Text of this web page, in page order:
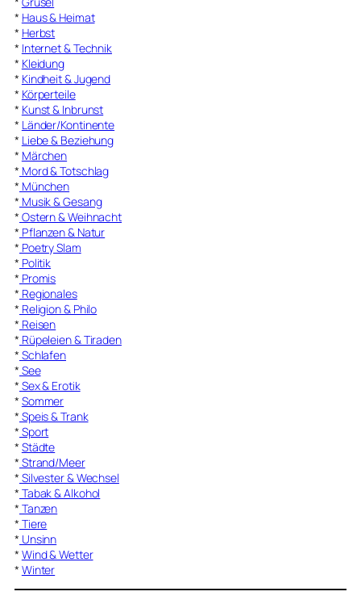
* Haus & Heimat
* Herbst
* Internet & Technik
* Kleidung
* Kindheit & Jugend
* Körperteile
* Kunst & Inbrunst
* Länder/Kontinente
* Liebe & Beziehung
* Märchen
* Mord & Totschlag
* München
* Musik & Gesang
* Ostern & Weihnacht
* Pflanzen & Natur
* Poetry Slam
* Politik
* Promis
* Regionales
* Religion & Philo
* Reisen
* Rüpeleien & Tiraden
* Schlafen
* See
* Sex & Erotik
* Sommer
* Speis & Trank
* Sport
* Städte
* Strand/Meer
* Silvester & Wechsel
* Tabak & Alkohol
* Tanzen
* Tiere
* Unsinn
* Wind & Wetter
* Winter